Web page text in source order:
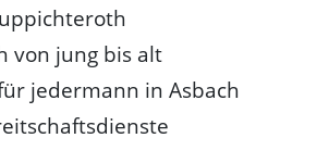
von jung bis alt
jedermann in Asbach